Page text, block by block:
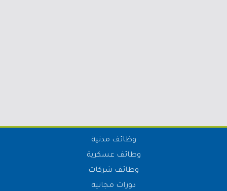
وظائف مدنية
وظائف عسكرية
وظائف شركات
دورات مجانية